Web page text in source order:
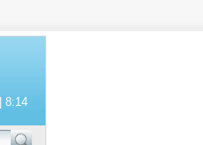
8:14